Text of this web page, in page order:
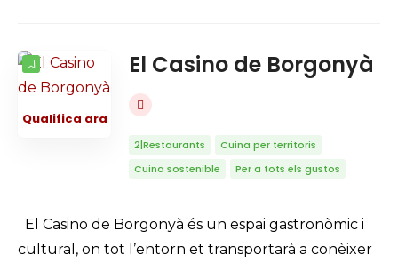
Qualifica ara
El Casino de Borgonyà
2|Restaurants
Cuina per territoris
Cuina sostenible
Per a tots els gustos
El Casino de Borgonyà és un espai gastronòmic i
cultural, on tot l’entorn et transportarà a conèixer